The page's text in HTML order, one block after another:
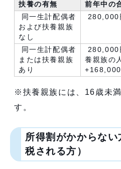
扶養の有無
前年中の
同一生計配偶者
および扶養親族
なし
280,000
同一生計配偶者
または扶養親族
あり
280,000
養親族の
+168,000
※扶養親族には、16歳未
す。
所得割がかからな
税される方）